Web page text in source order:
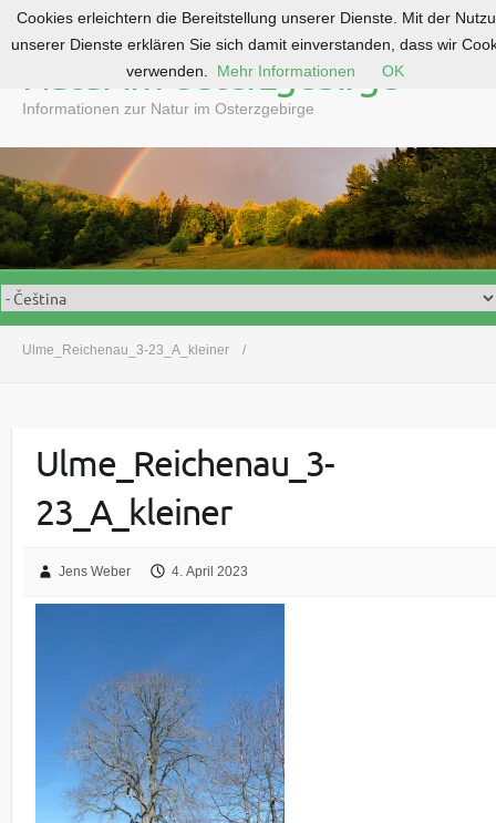
o
c
o
n
t
e
n
Natur im Osterzgebirge
Informationen zur Natur im Osterzgebirge
Ulme_Reichenau_3-23_A_kleiner
Ulme_Reichenau_3-
23_A_kleiner
Jens Weber 4. April 2023
Cookies erleichtern die Bereitstellung unserer Dienste. Mit der
unserer Dienste erklären Sie sich damit einverstanden, dass wir
verwenden.
Mehr Informationen OK